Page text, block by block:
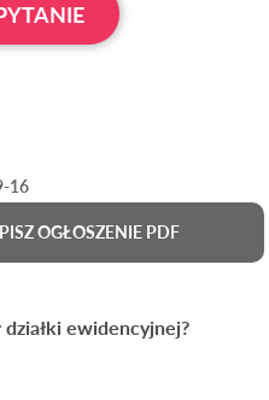
ewidencyjnej?
16
OGŁOSZENIE PDF